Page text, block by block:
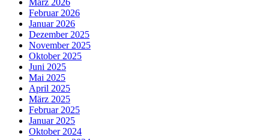
März 2026
Februar 2026
Januar 2026
Dezember 2025
November 2025
Oktober 2025
Juni 2025
Mai 2025
April 2025
März 2025
Februar 2025
Januar 2025
Oktober 2024